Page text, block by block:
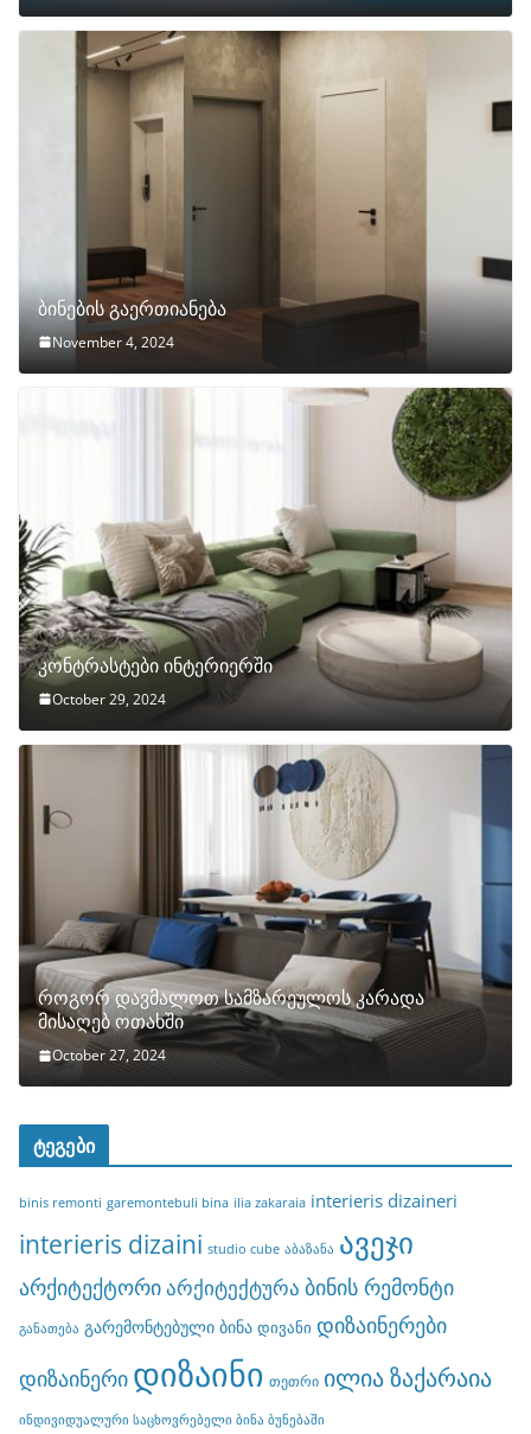
ბინების გაერთიანება
November 4, 2024
კონტრასტები ინტერიერში
October 29, 2024
როგორ დავმალოთ სამზარეულოს კარადა
მისაღებ ოთახში
October 27, 2024
ტეგები
binis remonti garemontebuli bina ilia zakaraia interieris dizaineri
interieris dizaini studio cube აბაზანა ავეჯი
არქიტექტორიარქიტექტურა ბინის რემონტი
განათება გარემონტებული ბინა დივანი დიზაინერები
დიზაინერი დიზაინი თეთრი ილია ზაქარაია
ინდივიდუალური საცხოვრებელი ბინა ბუნებაში